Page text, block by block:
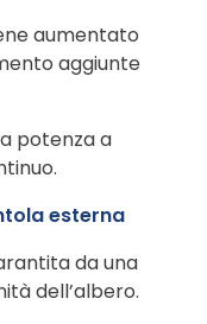
aumentato
aggiunte
potenza a
esterna
da una
dell’albero.